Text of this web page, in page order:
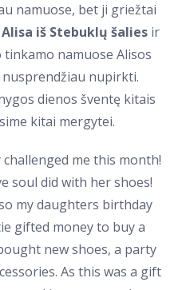
namuose, bet ji griežtai
Alisa iš Stebuklų šaliesir
namuose Alisos
nupirkti.
dienos šventę kitais
kitai mergytei.
me this month!
soul did with her shoes!
my daughters birthday
gifted money to buy a
new shoes, a party
As this was a gift